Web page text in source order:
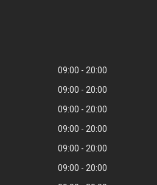
09:00
20:00
09:00
20:00
09:00
20:00
09:00
20:00
09:00
20:00
09:00
20:00